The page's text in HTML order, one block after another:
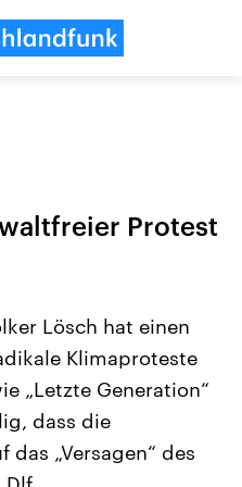
aus
Aktuelle Beiträge,
Hintergründe
Wirtschaftlich und
gehören die Vereinigten
den mächtigsten Ländern
Protest
Lösch hat einen
Klimaproteste
„Letzte Generation“
dass die
das „Versagen“ des